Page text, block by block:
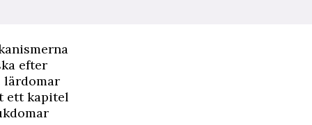
efter
lärdomar
ett kapitel